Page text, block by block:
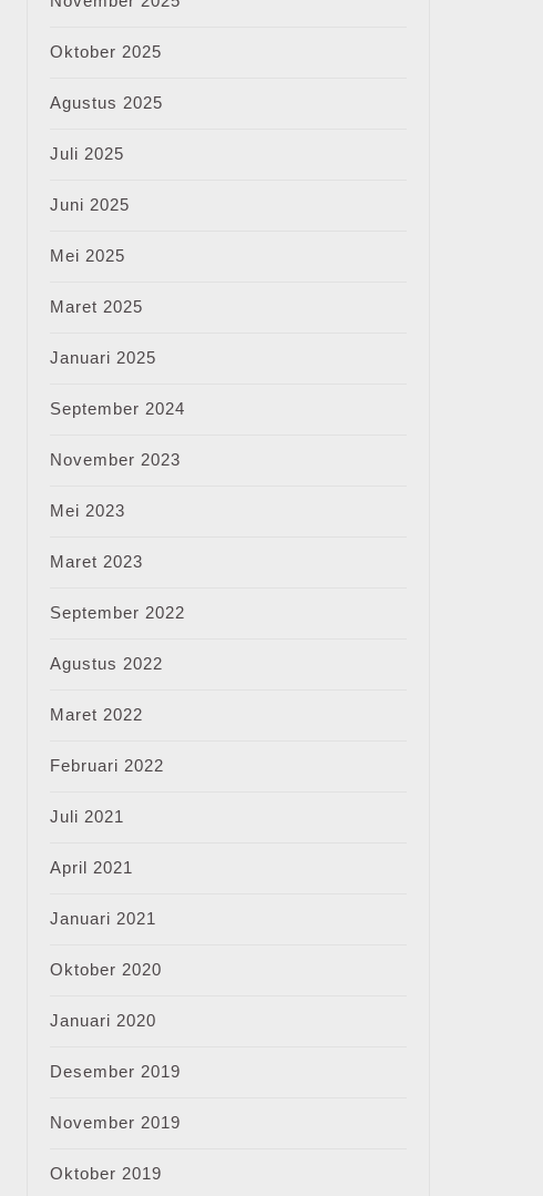
Oktober 2025
Agustus 2025
Juli 2025
Juni 2025
Mei 2025
Maret 2025
Januari 2025
September 2024
November 2023
Mei 2023
Maret 2023
September 2022
Agustus 2022
Maret 2022
Februari 2022
Juli 2021
April 2021
Januari 2021
Oktober 2020
Januari 2020
Desember 2019
November 2019
Oktober 2019